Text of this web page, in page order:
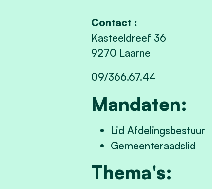
Contact :
Kasteeldreef 36
9270 Laarne
09/366.67.44
Mandaten:
Lid Afdelingsbestuur
Gemeenteraadslid
Thema's: